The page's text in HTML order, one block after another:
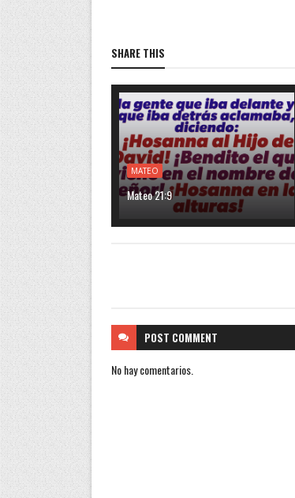
SHARE THIS
MATEO
Mateo 21:9
POST COMMENT
No hay comentarios.